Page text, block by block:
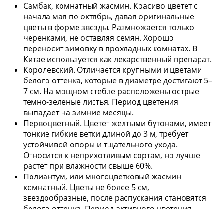
Самбак, комнатный жасмин. Красиво цветет с
начала мая по октябрь, давая оригинальные
цветы в форме звезды. Размножается только
черенками, не оставляя семян. Хорошо
переносит зимовку в прохладных комнатах. В
Китае используется как лекарственный препарат.
Королевский. Отличается крупными и цветами
белого оттенка, которые в диаметре достигают 5–
7 см. На мощном стебле расположены острые
темно-зеленые листья. Период цветения
выпадает на зимние месяцы.
Первоцветный. Цветет желтыми бутонами, имеет
тонкие гибкие ветки длиной до 3 м, требует
устойчивой опоры и тщательного ухода.
Относится к неприхотливым сортам, но лучше
растет при влажности свыше 60%.
Полиантум, или многоцветковый жасмин
комнатный. Цветы не более 5 см,
звездообразные, после распускания становятся